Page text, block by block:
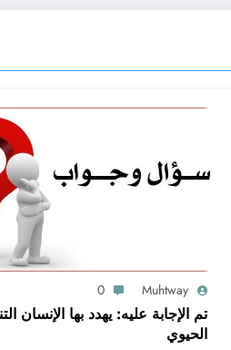
Muhtway
0
تم الإجابة عليه: يهدد بها الإنسان
الحيوي